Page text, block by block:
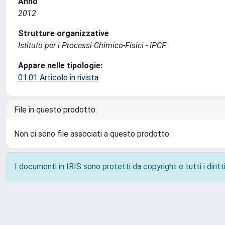
2012
Strutture organizzative
Istituto per i Processi Chimico-Fisici - IPCF
Appare nelle tipologie:
01.01 Articolo in rivista
File in questo prodotto:
Non ci sono file associati a questo prodotto.
I documenti in IRIS sono protetti da copyright e tutti i